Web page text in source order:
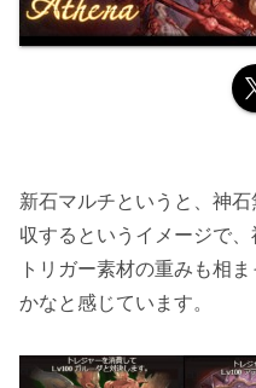
新石マルチというと、 神石
収する というイメージで、
トリガー素材の重みも相
かなと感じています。